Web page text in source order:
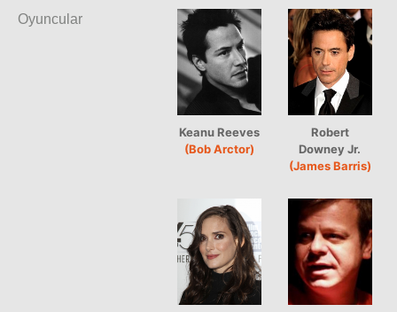
Oyuncular
Keanu Reeves
(Bob Arctor)
Robert
Downey Jr.
(James Barris)